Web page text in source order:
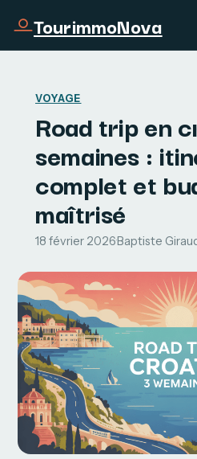
TourimmoNova
VOYAGE
Road trip en
semaines :
complet et
maîtrisé
18 février 2026·Baptiste